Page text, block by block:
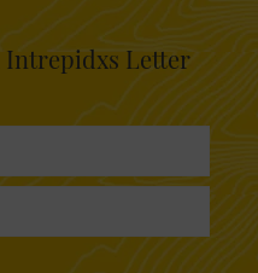
Intrepidxs Letter